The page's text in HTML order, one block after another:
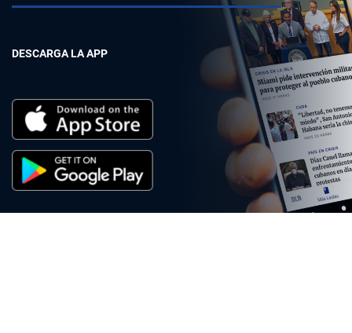
DESCARGA LA APP